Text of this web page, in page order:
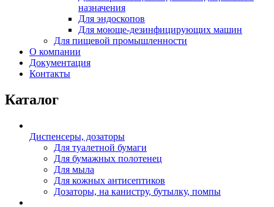
назначения
Для эндоскопов
Для моюще-дезинфицирующих машин
Для пищевой промышленности
О компании
Документация
Контакты
Каталог
Диспенсеры, дозаторы
Для туалетной бумаги
Для бумажных полотенец
Для мыла
Для кожных антисептиков
Дозаторы, на канистру, бутылку, помпы